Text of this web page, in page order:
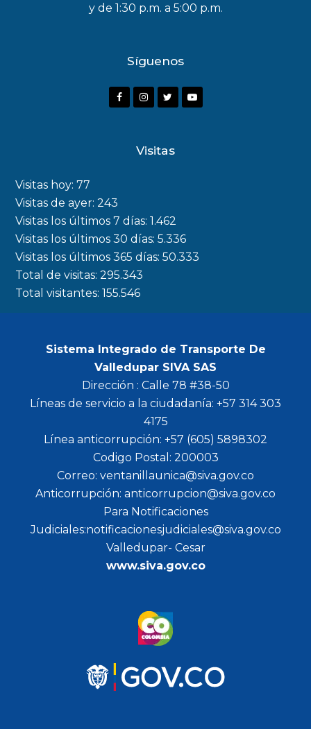
y de 1:30 p.m. a 5:00 p.m.
Síguenos
F
o
k
I
a
m
r
Y
Visitas
Visitas hoy:77
Visitas de ayer:243
Visitas los últimos 7 días:1.462
Visitas los últimos 30 días:5.336
Visitas los últimos 365 días:50.333
Total de visitas:295.343
Total visitantes:155.546
Sistema Integrado de Transporte De
Valledupar SIVA SAS
Dirección : Calle 78 #38-50
Líneas de servicio a la ciudadanía: +57 314 303
4175
Línea anticorrupción: +57 (605) 5898302
Codigo Postal: 200003
Correo: ventanillaunica@siva.gov.co
Anticorrupción: anticorrupcion@siva.gov.co
Para Notificaciones
Judiciales:notificacionesjudiciales@siva.gov.co
Valledupar- Cesar
www.siva.gov.co